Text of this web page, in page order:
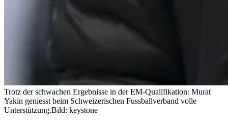
Trotz der schwachen Ergebnisse in der EM-Qualifikation: Murat
Yakin geniesst beim Schweizerischen Fussballverband volle
Unterstützung.Bild: keystone